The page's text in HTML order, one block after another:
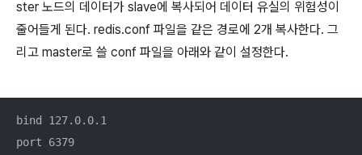
ster 노드의 데이터가 slave에 복사되어 데이터 유실의 위험성이
줄어들게 된다. redis.conf 파일을 같은 경로에 2개 복사한다. 그
리고 master로 쓸 conf 파일을 아래와 같이 설정한다.
bind 127.0.0.1
port 6379